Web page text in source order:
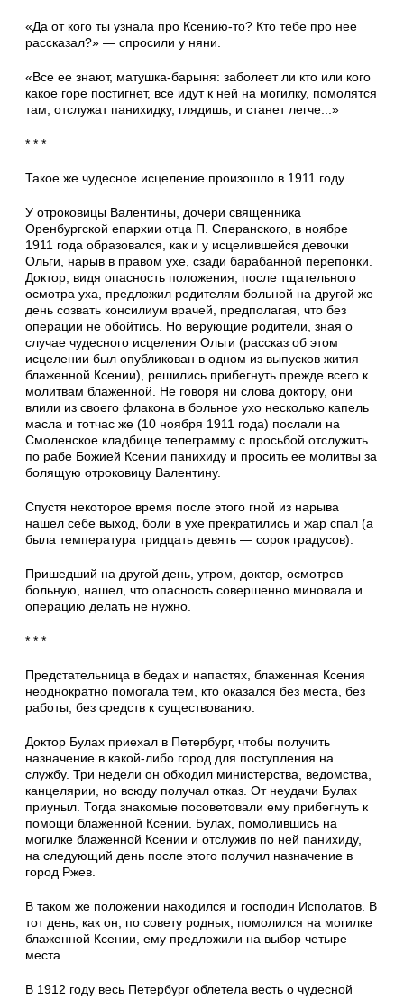
«Да от кого ты узнала про Ксению-то? Кто тебе про нее
рассказал?» — спросили у няни.
«Все ее знают, матушка-барыня: заболеет ли кто или кого
какое горе постигнет, все идут к ней на могилку, помолятся
там, отслужат панихидку, глядишь, и станет легче...»
* * *
Такое же чудесное исцеление произошло в 1911 году.
У отроковицы Валентины, дочери священника
Оренбургской епархии отца П. Сперанского, в ноябре
1911 года образовался, как и у исцелившейся девочки
Ольги, нарыв в пра­вом ухе, сзади барабанной перепонки.
Доктор, видя опасность положения, после тщательного
осмотра уха, предложил родителям больной на другой же
день созвать консилиум врачей, предполагая, что без
операции не обойтись. Но верующие родители, зная о
случае чудесного исцеления Ольги (рассказ об этом
исцелении был опубликован в одном из выпусков жития
блаженной Ксении), решились прибегнуть пре­жде всего к
молитвам блаженной. Не говоря ни слова доктору, они
влили из своего флакона в больное ухо несколько капель
масла и тотчас же (10 ноября 1911 года) послали на
Смолен­ское кладбище телеграмму с просьбой отслу­жить
по рабе Божией Ксении панихиду и про­сить ее молитвы за
болящую отроковицу Ва­лентину.
Спустя некоторое время после этого гной из нарыва
нашел себе выход, боли в ухе прекрати­лись и жар спал (а
была температура тридцать девять — сорок градусов).
Пришедший на другой день, утром, доктор, осмотрев
больную, нашел, что опасность совер­шенно миновала и
операцию делать не нужно.
* * *
Предстательница в бедах и напастях, бла­женная Ксения
неоднократно помогала тем, кто оказался без места, без
работы, без средств к существованию.
Доктор Булах приехал в Петербург, чтобы получить
назначение в какой-либо город для поступления на
службу. Три недели он обхо­дил министерства, ведомства,
канцелярии, но всюду получал отказ. От неудачи Булах
при­уныл. Тогда знакомые посоветовали ему прибег­нуть к
помощи блаженной Ксении. Булах, по­молившись на
могилке блаженной Ксении и отслужив по ней панихиду,
на следующий день после этого получил назначение в
город Ржев.
В таком же положении находился и госпо­дин Исполатов. В
тот день, как он, по совету родных, помолился на могилке
блаженной Ксе­нии, ему предложили на выбор четыре
места.
В 1912 году весь Петербург облетела весть о чудесной